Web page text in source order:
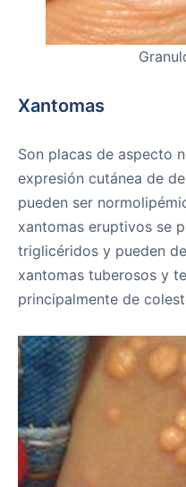
Xantomas
Son placas de aspecto
expresión cutánea de
pueden ser
xantomas eruptivos se
triglicéridos y pueden
xantomas tuberosos y
principalmente de